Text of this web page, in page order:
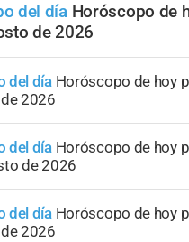
del día Horóscopo de
de 2026
del día Horóscopo de hoy
2026
del día Horóscopo de hoy
de 2026
del día Horóscopo de hoy
2026